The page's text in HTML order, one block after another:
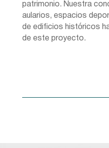
patrimonio. Nuestra
aularios, espacios
de edificios históricos
de este proyecto.